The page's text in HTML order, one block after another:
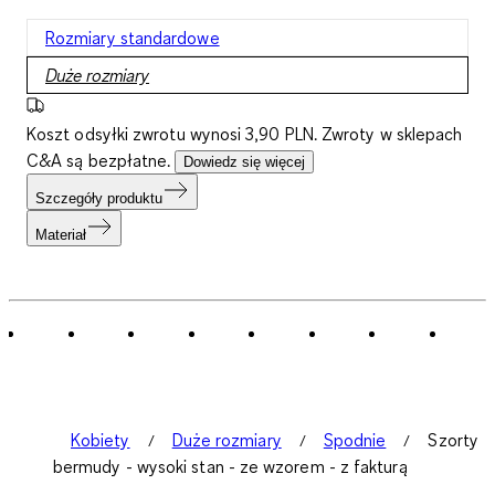
Rozmiary standardowe
Duże rozmiary
Koszt odsyłki zwrotu wynosi 3,90 PLN. Zwroty w sklepach
C&A są bezpłatne.
Dowiedz się więcej
Szczegóły produktu
Materiał
Kobiety Duże rozmiary Spodnie
Szorty
bermudy - wysoki stan - ze wzorem - z fakturą